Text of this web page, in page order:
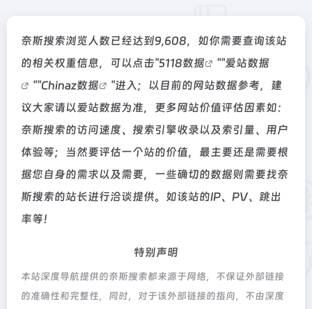
奈斯搜索浏览人数已经达到9,608，如你需要查询该站
的相关权重信息，可以点击"5118数据 ""爱站数据
""Chinaz数据
"进入；以目前的网站数据参考，建
议大家请以爱站数据为准，更多网站价值评估因素如：
奈斯搜索的访问速度、搜索引擎收录以及索引量、用户
体验等；当然要评估一个站的价值，最主要还是需要根
据您自身的需求以及需要，一些确切的数据则需要找奈
斯搜索的站长进行洽谈提供。如该站的IP、PV、跳出
率等！
特别声明
本站深度导航提供的奈斯搜索都来源于网络，不保证外部链接
的准确性和完整性，同时，对于该外部链接的指向，不由深度